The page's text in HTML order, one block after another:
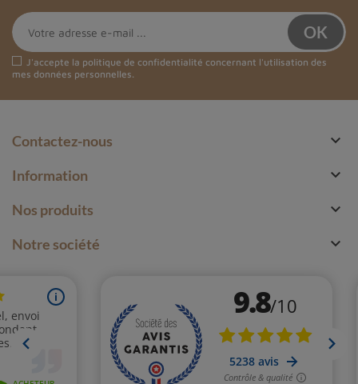
J'accepte la politique de confidentialité concernant l'utilisation des
mes données personnelles.
Contactez-nous 
Information 
Nos produits 
Notre société 